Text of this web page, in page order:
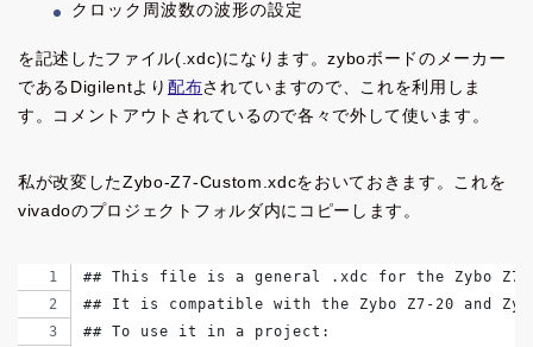
クロック周波数の波形の設定
を記述したファイル(.xdc)になります。zyboボードのメーカー
であるDigilentより 配布されていますので、これを利用しま
す。コメントアウトされているので各々で外して使います。
私が改変したZybo-Z7-Custom.xdcをおいておきます。これを
vivadoのプロジェクトフォルダ内にコピーします。
## This file is a general .xdc for the Zybo Z7
## It is compatible with the Zybo Z7-20 and
## To use it in a project: